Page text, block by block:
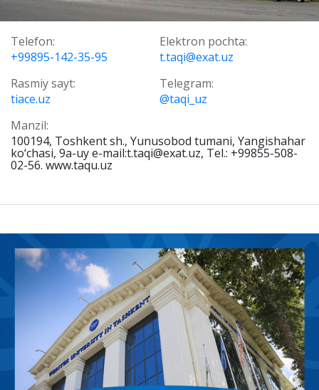
Telefon:
+99895-142-35-95
Elektron pochta:
t.taqi@exat.uz
Rasmiy sayt:
tiace.uz
Telegram:
@taqi_uz
Manzil:
100194, Toshkent sh., Yunusobod tumani, Yangishahar
ko‘chasi, 9a-uy e-mail:t.taqi@exat.uz, Tel.: +99855-508-
02-56. www.taqu.uz